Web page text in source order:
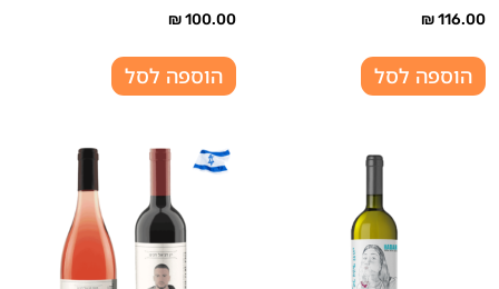
₪116.00
הוספה לסל
₪100.00
הוספה לסל